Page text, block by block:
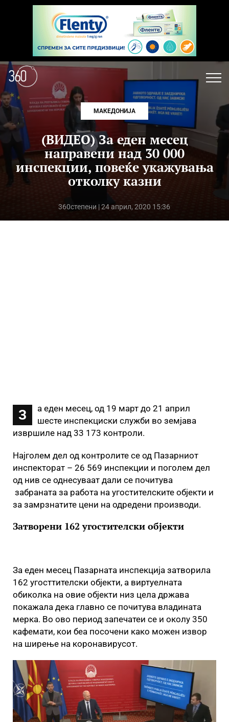
МАКЕДОНИЈА
(ВИДЕО) За еден месец
направени над 30 000
инспекции, повеќе укажувања
отколку казни
360степени | 24 април, 2020 15:36
З
а едeн месец, од 19 март до 21 април
шесте инспекциски служби во земјава
извршиле над 33 173 контроли.
Најголем дел од контролите се од Пазарниот
инспекторат – 26 569 инспекции и поголем дел
од нив се однесуваат дали се почитува
забраната за работа на угостителските објекти и
за замрзнатите цени на одредени производи.
Затворени 162 угостителски објекти
За еден месец Пазарната инспекција затворила
162 угосттителски објекти, а виртуелната
обиколка на овие објекти низ цела држава
покажала дека главно се почитува владината
мерка. Во ово период запечатеи се и околу 350
кафемати, кои беа посочени како можен извор
на ширење на коронавирусот.